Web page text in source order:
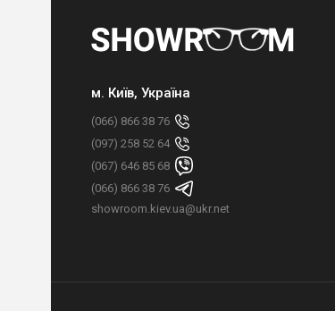
м. Київ, Україна
(066) 866 38 76
(097) 258 52 64
(067) 646 85 68
(066) 866 38 76
showroom.kiev.ua@ukr.net